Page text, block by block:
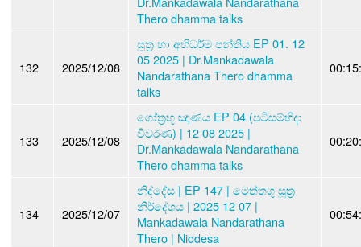
Thero dhamma talks
132 2025/12/08
සූත්‍ර හා අභිධර්ම පන්තිය EP 01. 12
05 2025 | Dr.Mankadawala
Nandarathana Thero dhamma
talks
133 2025/12/08
ගෝත්‍රභූ ඤාණය EP 04 (පටිසම්භිදා
විවරණ) | 12 08 2025 |
Dr.Mankadawala Nandarathana
Thero dhamma talks
134 2025/12/07
නිද්දේස | EP 147 | මෙත්තගූ සූත්‍ර
නිර්දේශය | 2025 12 07 |
Mankadawala Nandarathana
Thero | Niddesa